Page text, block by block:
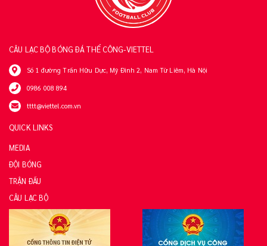
CÂU LẠC BỘ BÓNG ĐÁ THỂ CÔNG-VIETTEL
Số 1 đường Trần Hữu Dực, Mỹ Đình 2, Nam Từ Liêm, Hà Nội
0986 008 894
tttt@viettel.com.vn
QUICK LINKS
MEDIA
ĐỘI BÓNG
TRẬN ĐẤU
CÂU LẠC BỘ